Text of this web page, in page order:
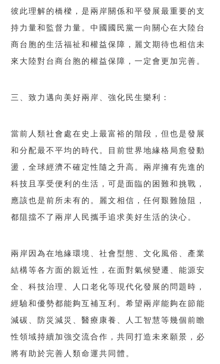
彼此理解的橋樑，是兩岸關係和平發展最重要的支
持力量和監督力量。中國國民黨一向關心在大陸台
商台胞的生活福祉和權益保障，麗文期待也相信未
來大陸對台商台胞的權益保障，一定會更加完善。
三、致力邁向美好兩岸、強化民生樂利：
當前人類社會處在史上最富裕的階段，但也是發展
和分配最不平均的時代。目前世界地緣格局愈發動
盪，全球經濟不確定性隨之升高。兩岸擁有先進的
科技且享受便利的生活，可是面臨的困難和挑戰，
應該也是前所未有的。麗文相信，任何艱難險阻，
都阻擋不了兩岸人民攜手追求美好生活的決心。
兩岸因為在地緣環境、社會型態、文化風俗、產業
結構等各方面的親近性，在面對氣候變遷、能源安
全、科技治理、人口老化等現代化發展的問題時，
經驗和優勢都能夠互補互利。希望兩岸能夠在節能
減碳、防災減災、醫療康養、人工智慧等幾個前瞻
性領域持續加強交流合作，共同打造未來願景，必
將有助於完善人類命運共同體。